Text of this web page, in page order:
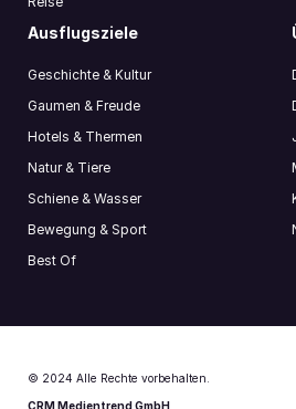
Ausflugsziele
Geschichte & Kultur
Gaumen & Freude
Hotels & Thermen
Natur & Tiere
Schiene & Wasser
Bewegung & Sport
Best Of
© 2024 Alle Rechte vorbehalten.
CRM Medientrend GmbH